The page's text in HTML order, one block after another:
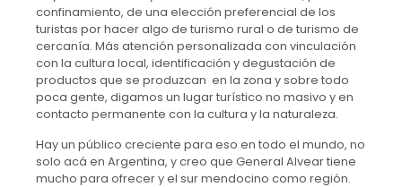
confinamiento, de una elección preferencial de los
turistas por hacer algo de turismo rural o de turismo de
cercanía. Más atención personalizada con vinculación
con la cultura local, identificación y degustación de
productos que se produzcan en la zona y sobre todo
poca gente, digamos un lugar turístico no masivo y en
contacto permanente con la cultura y la naturaleza.
Hay un público creciente para eso en todo el mundo, no
solo acá en Argentina, y creo que General Alvear tiene
mucho para ofrecer y el sur mendocino como región.